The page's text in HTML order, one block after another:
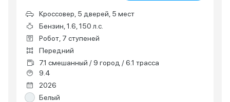
Кроссовер, 5 дверей, 5 мест
Бензин, 1.6, 150 л.с.
Робот, 7 ступеней
Передний
7.1 смешанный / 9 город / 6.1 трасса
9.4
2026
Белый